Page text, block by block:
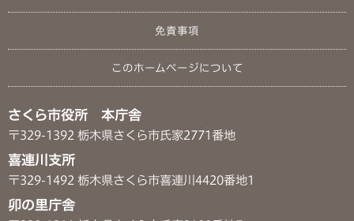
免責事項
このホームページについて
さくら市役所 本庁舎
〒329-1392 栃木県さくら市氏家2771番地
喜連川支所
〒329-1492 栃木県さくら市喜連川4420番地1
卯の里庁舎